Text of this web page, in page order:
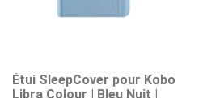
Étui SleepCover pour Kobo
Libra Colour | Bleu Nuit |